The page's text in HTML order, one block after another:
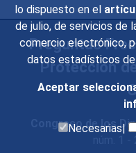
lo dispuesto en el
de julio, de servicios de
comercio electrónico,
datos estadísticos de
Aceptar
Necesarias|
Preguntas
Protección
Congreso de los
núm. 1